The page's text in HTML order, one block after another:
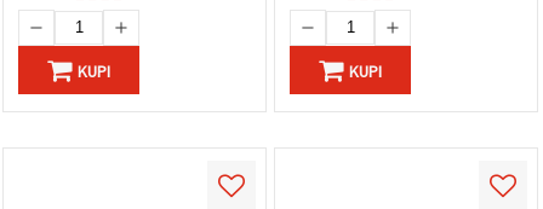
KUPI KUPI